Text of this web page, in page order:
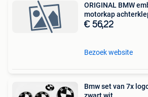
ORIGINAL BMW
motorkap
€ 56,22
Bezoek website
Bmw set van 7x